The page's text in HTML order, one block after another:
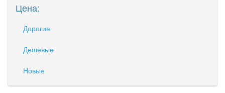
Цена:
Дорогие
Дешевые
Новые